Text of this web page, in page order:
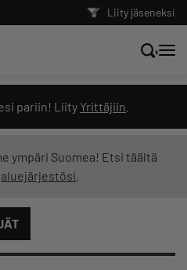
Liity jäseneksi
pariin! Liity Yrittäjiin
ympäri Suomea! Etsi täältä
aluejärjestösi
suoraan
kaikki sisältö